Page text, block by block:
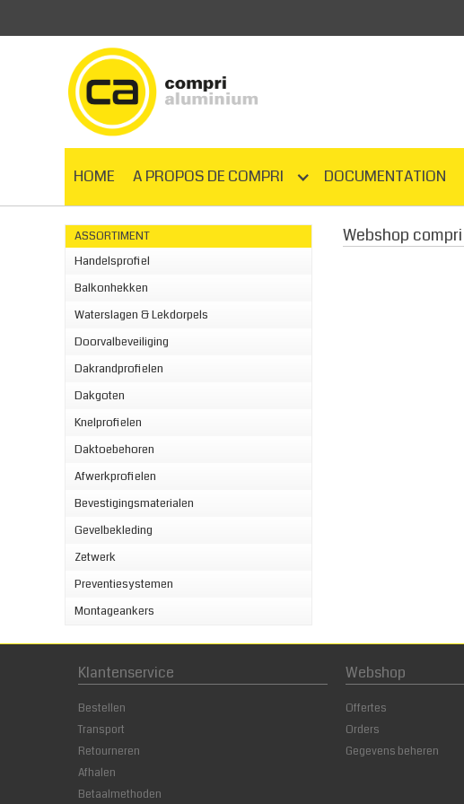
HOME A PROPOS DE COMPRI DOCUMENTATION
ASSORTIMENT
Handelsprofiel
Balkonhekken
Waterslagen & Lekdorpels
Doorvalbeveiliging
Dakrandprofielen
Dakgoten
Knelprofielen
Daktoebehoren
Afwerkprofielen
Bevestigingsmaterialen
Gevelbekleding
Zetwerk
Preventiesystemen
Montageankers
Webshop compri
Klantenservice
Bestellen
Transport
Retourneren
Afhalen
Betaalmethoden
Webshop
Offertes
Orders
Gegevens beheren